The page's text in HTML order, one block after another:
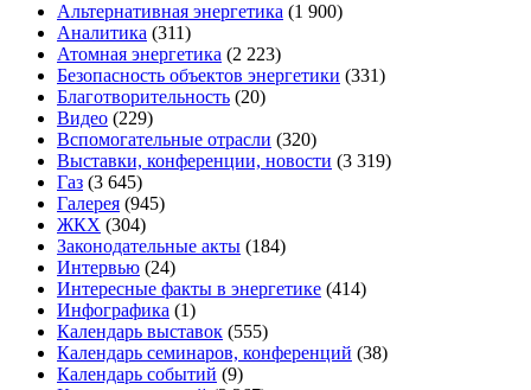
Альтернативная энергетика (1 900)
Аналитика (311)
Атомная энергетика (2 223)
Безопасность объектов энергетики (331)
Благотворительность (20)
Видео (229)
Вспомогательные отрасли (320)
Выставки, конференции, новости (3 319)
Газ (3 645)
Галерея (945)
ЖКХ (304)
Законодательные акты (184)
Интервью (24)
Интересные факты в энергетике (414)
Инфографика (1)
Календарь выставок (555)
Календарь семинаров, конференций (38)
Календарь событий (9)